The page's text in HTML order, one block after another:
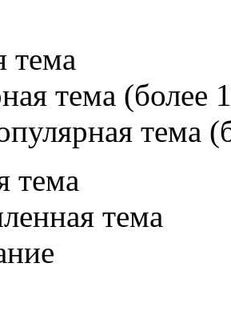
тема
тема (более
тема
тема
тема